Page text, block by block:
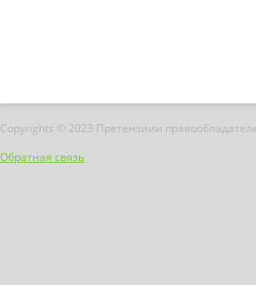
Copyrights © 2023 Претензиии
Обратная связь